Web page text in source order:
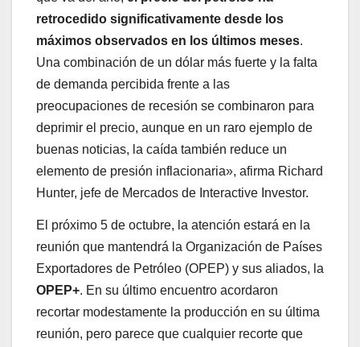
retrocedido significativamente desde los
máximos observados en los últimos meses.
Una combinación de un dólar más fuerte y la falta
de demanda percibida frente a las
preocupaciones de recesión se combinaron para
deprimir el precio, aunque en un raro ejemplo de
buenas noticias, la caída también reduce un
elemento de presión inflacionaria», afirma Richard
Hunter, jefe de Mercados de Interactive Investor.
El próximo 5 de octubre, la atención estará en la
reunión que mantendrá la Organización de Países
Exportadores de Petróleo (OPEP) y sus aliados, la
OPEP+. En su último encuentro acordaron
recortar modestamente la producción en su última
reunión, pero parece que cualquier recorte que